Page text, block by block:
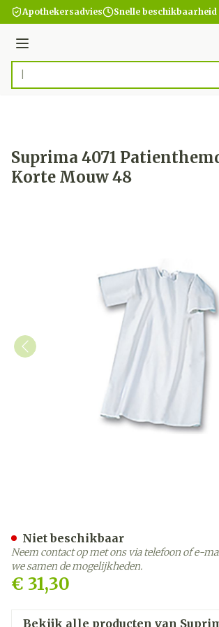
Ga naar de inhoud
Apothekersadvies Snelle beschikbaarheid
Menu
Product, merk, categorie...
Suprima 4071
Korte Mouw 48
€ 31,30
Niet beschikbaar
Neem contact op met ons via telefoon of e-
we samen de mogelijkheden.
Bekijk alle producten van